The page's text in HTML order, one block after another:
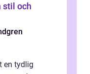
stil och
en tydlig